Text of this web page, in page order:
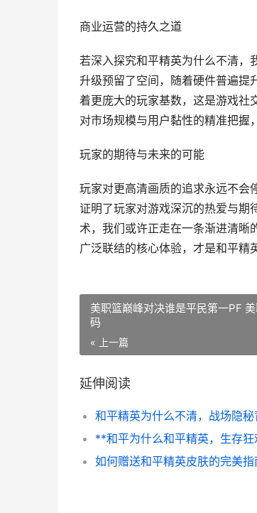
商业运营的持久之道
若深入探究和平精英为什么不清，
升级预留了空间，随着硬件普遍提
着更庞大的玩家基数，这是游戏社
对市场规模与用户黏性的精准把握
玩家的期待与未来的可能
玩家对更高清画质的追求永远不会
证明了玩家对游戏深沉的热爱与期
术，我们或许正走在一条渐进清晰
广泛联结的核心体验，才是和平精
美职篮巅峰对决谁是平民第一PF
码
« 上一篇
延伸阅读